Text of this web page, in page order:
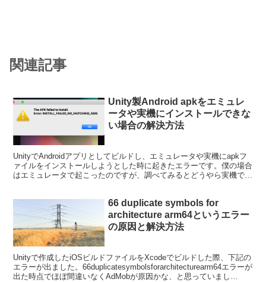
関連記事
Unity製Android apkをエミュレ
ータや実機にインストールできな
い場合の解決方法
UnityでAndroidアプリとしてビルドし、エミュレータや実機にapkフ
ァイルをインストールしようとした時に起きたエラーです。僕の場合
はエミュレータで起こったのですが、調べてみるとどうやら実機でも
66 duplicate symbols for
architecture arm64というエラー
の原因と解決方法
Unityで作成したiOSビルドファイルをXcodeでビルドした際、下記の
エラーが出ました。66duplicatesymbolsforarchitecturearm64エラーが
出た時点でほぼ間違いなくAdMobが原因かな、と思っていまし